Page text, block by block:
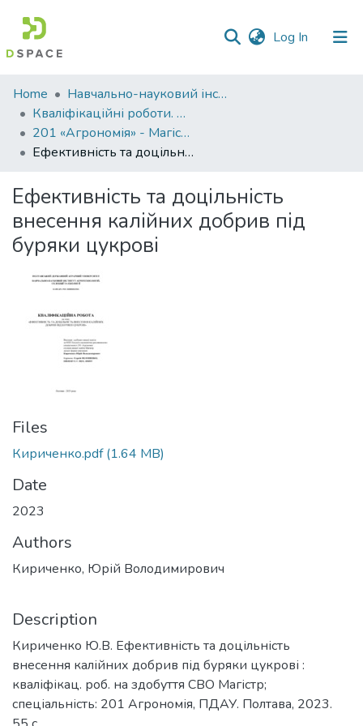
Log In (current)
Communities
&
Collections
All of DSpace
Statistics
Home
Навчально-науковий інститут агротехнологій, селекції та екології
Кваліфікаційні роботи. ННІ агротехнологій, селекції та екології
201 «Агрономія» - Магістри 2023-2024
Ефективність та доцільність внесення калійних добрив під буряки цукрові
Ефективність та доцільність
внесення калійних добрив під
буряки цукрові
Files
Кириченко.pdf(1.64 MB)
Date
2023
Authors
Кириченко, Юрій Володимирович
Description
Кириченко Ю.В. Ефективність та доцільність
внесення калійних добрив під буряки цукрові :
кваліфікац. роб. на здобуття СВО Магістр;
спеціальність: 201 Агрономія, ПДАУ. Полтава, 2023.